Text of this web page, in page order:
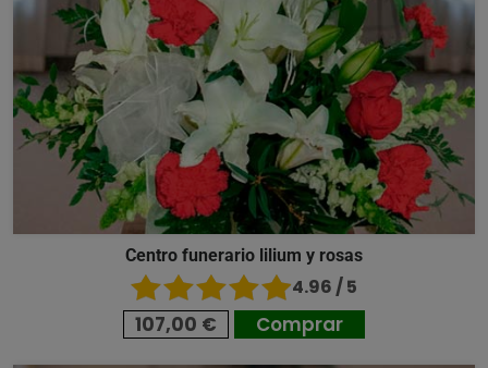
Centro funerario lilium y rosas
4.96 / 5
107,00 € Comprar